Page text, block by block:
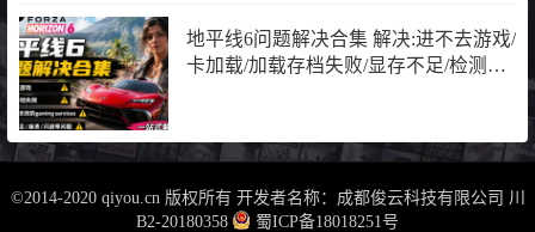
地平线6问题解决合集 解决:进不去游戏/
卡加载/加载存档失败/显存不足/检测到
©2014-2020 qiyou.cn 版权所有 开发者名称：成都俊云科技有限公司 川
B2-20180358
蜀ICP备18018251号